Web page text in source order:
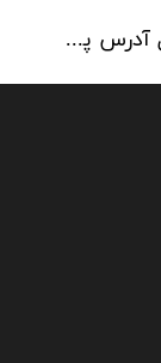
کنترل پنل آدرس پذیر C-TEC سری XFP دو لوپ 32 زون